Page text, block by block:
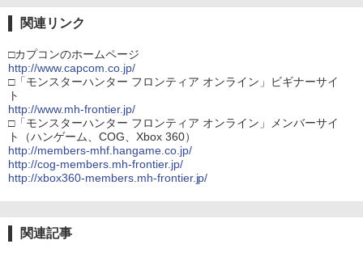
関連リンク
□カプコンのホームページ
http://www.capcom.co.jp/
□「モンスターハンター フロンティア オンライン」ビギナーサイ
ト
http://www.mh-frontier.jp/
□「モンスターハンター フロンティア オンライン」メンバーサイ
ト（ハンゲーム、COG、Xbox 360）
http://members-mhf.hangame.co.jp/
http://cog-members.mh-frontier.jp/
http://xbox360-members.mh-frontier.jp/
関連記事